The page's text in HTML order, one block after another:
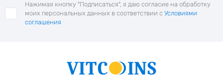
Нажимая кнопку "Подписаться", я даю согласие на обработку
моих персональных данных в соответствии с Условиями
соглашения